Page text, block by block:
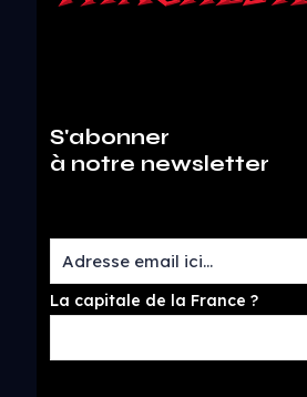
S'abonner
à notre newsletter
La capitale de la France ?